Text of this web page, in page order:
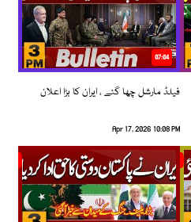
07:04
فیلڈ مارشل چھا گئے ، ایران کا بڑا اعلان
Apr 17, 2026 10:08 PM